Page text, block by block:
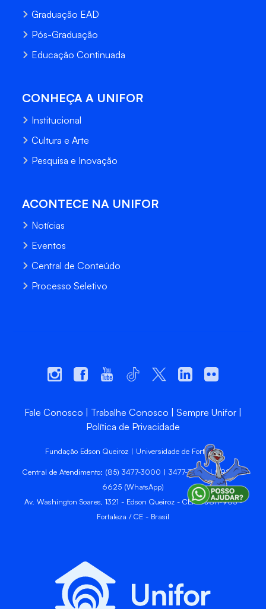
Graduação EAD
Pós-Graduação
Educação Continuada
CONHEÇA A UNIFOR
Institucional
Cultura e Arte
Pesquisa e Inovação
ACONTECE NA UNIFOR
Notícias
Eventos
Central de Conteúdo
Processo Seletivo
Fale Conosco Trabalhe Conosco
Sempre Unifor
Política de Privacidade
Fundação Edson Queiroz | Universidade de Fortaleza
Central de Atendimento: (85) 3477-3000 | 3477-3400 | 99246-
6625 (WhatsApp)
Av. Washington Soares, 1321 - Edson Queiroz - CEP 60811-905 -
Fortaleza / CE - Brasil